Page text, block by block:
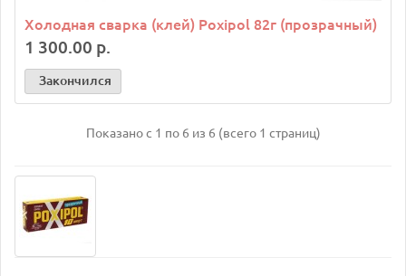
Холодная сварка (клей) Poxipol 82г (прозрачный)
1 300.00 р.
Закончился
Показано с 1 по 6 из 6 (всего 1 страниц)